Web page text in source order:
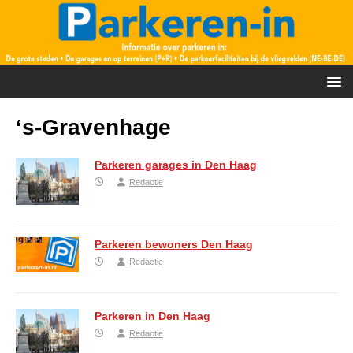
‘s-Gravenhage
Parkeren garages in Den Haag
Redactie
Parkeren bewoners Den Haag
Redactie
Parkeren in Den Haag
Redactie